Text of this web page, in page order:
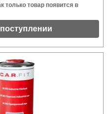
только товар появится в